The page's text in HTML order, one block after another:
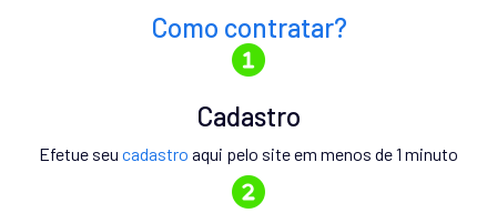
Como contratar?
Cadastro
Efetue seu cadastro aqui pelo site em menos de 1 minuto